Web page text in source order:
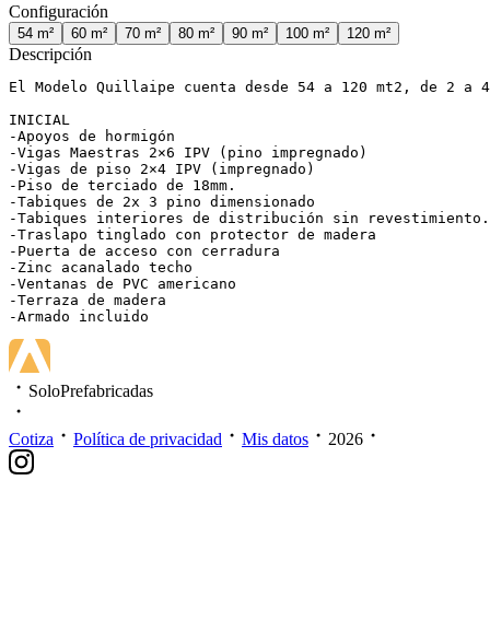
Configuración
54 m² 60 m² 70 m² 80 m² 90 m² 100 m² 120 m²
Descripción
El Modelo Quillaipe cuenta desde 54 a 120 mt2, de 2 a
INICIAL
-Apoyos de hormigón
-Vigas Maestras 2×6 IPV (pino impregnado)
-Vigas de piso 2×4 IPV (impregnado)
-Piso de terciado de 18mm.
-Tabiques de 2x 3 pino dimensionado
-Tabiques interiores de distribución sin revestimiento.
-Traslapo tinglado con protector de madera
-Puerta de acceso con cerradura
-Zinc acanalado techo
-Ventanas de PVC americano
-Terraza de madera
-Armado incluido
SoloPrefabricadas
Cotiza Política de privacidad Mis datos 2026